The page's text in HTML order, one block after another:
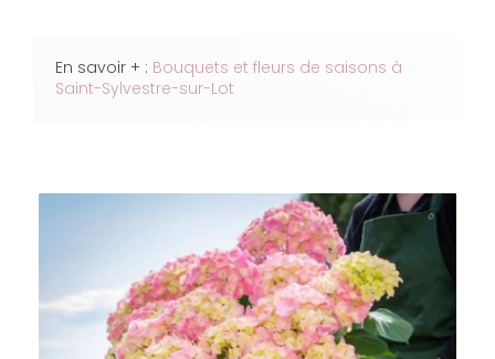
En savoir + : Bouquets et fleurs de saisons à
Saint-Sylvestre-sur-Lot